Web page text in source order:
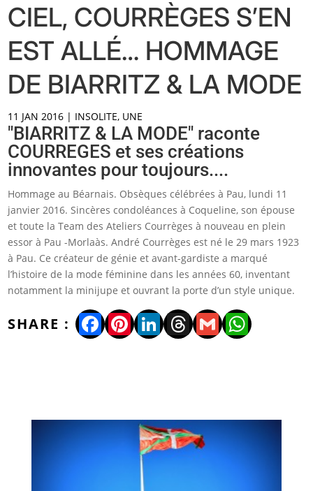
CIEL, COURRÈGES S’EN
EST ALLÉ… HOMMAGE
DE BIARRITZ & LA MODE
11 JAN 2016 | INSOLITE, UNE
"BIARRITZ & LA MODE" raconte
COURREGES et ses créations
innovantes pour toujours....
Hommage au Béarnais. Obsèques célébrées à Pau, lundi 11
janvier 2016. Sincères condoléances à Coqueline, son épouse
et toute la Team des Ateliers Courrèges à nouveau en plein
essor à Pau -Morlaàs. André Courrèges est né le 29 mars 1923
à Pau. Ce créateur de génie et avant-gardiste a marqué
l’histoire de la mode féminine dans les années 60, inventant
notamment la minijupe et ouvrant la porte d’un style unique.
Facebook
Pinterest
LinkedIn
Threads
Gmail